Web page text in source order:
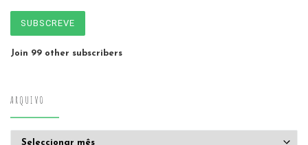
SUBSCREVE
Join 99 other subscribers
ARQUIVO